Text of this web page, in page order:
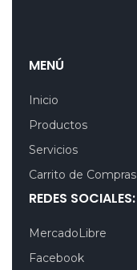
MENÚ
Inicio
Productos
Servicios
Carrito de Compras
REDES SOCIALES:
MercadoLibre
Facebook